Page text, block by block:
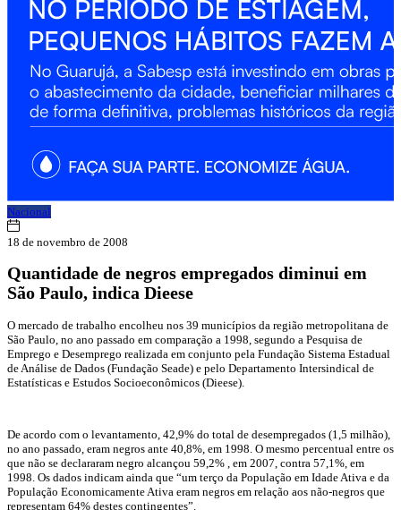
Nacional
18 de novembro de 2008
Quantidade de negros empregados diminui em
São Paulo, indica Dieese
O mercado de trabalho encolheu nos 39 municípios da região metropolitana de
São Paulo, no ano passado em comparação a 1998, segundo a Pesquisa de
Emprego e Desemprego realizada em conjunto pela Fundação Sistema Estadual
de Análise de Dados (Fundação Seade) e pelo Departamento Intersindical de
Estatísticas e Estudos Socioeconômicos (Dieese).
De acordo com o levantamento, 42,9% do total de desempregados (1,5 milhão),
no ano passado, eram negros ante 40,8%, em 1998. O mesmo percentual entre os
que não se declararam negro alcançou 59,2% , em 2007, contra 57,1%, em
1998. Os dados indicam ainda que “um terço da População em Idade Ativa e da
População Economicamente Ativa eram negros em relação aos não-negros que
representam 64% destes contingentes”.